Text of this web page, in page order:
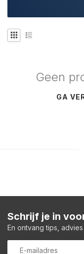
Geen
GA
Schrijf je in
En ontvang tips,